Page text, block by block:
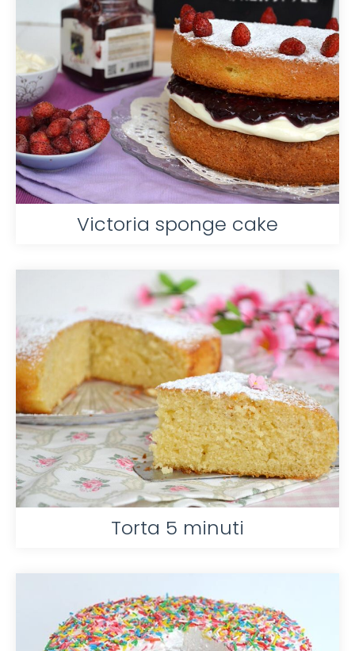
Victoria sponge cake
Torta 5 minuti